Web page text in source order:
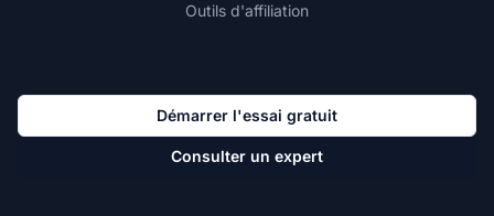
Outils d'affiliation
Démarrer l'essai gratuit
Consulter un expert